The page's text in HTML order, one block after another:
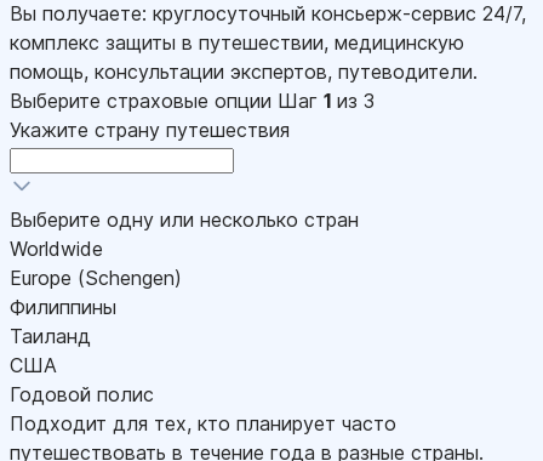
Вы получаете: круглосуточный консьерж-сервис 24/7,
комплекс защиты в путешествии, медицинскую
помощь, консультации экспертов, путеводители.
Выберите страховые опции Шаг 1 из 3
Укажите страну путешествия
Выберите одну или несколько стран
Worldwide
Europe (Schengen)
Филиппины
Таиланд
США
Годовой полис
Подходит для тех, кто планирует часто
путешествовать в течение года в разные страны.